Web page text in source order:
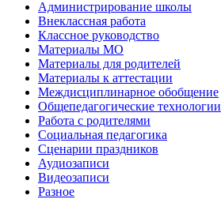
Администрирование школы
Внеклассная работа
Классное руководство
Материалы МО
Материалы для родителей
Материалы к аттестации
Междисциплинарное обобщение
Общепедагогические технологии
Работа с родителями
Социальная педагогика
Сценарии праздников
Аудиозаписи
Видеозаписи
Разное